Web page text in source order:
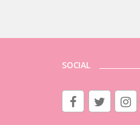
SOCIAL